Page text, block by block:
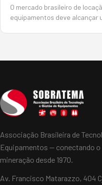
O mercado brasileiro de
equipamentos deve alcançar
Associação Brasileira de
Equipamentos — conectando
mineração desde 1970.
Av. Francisco Matarazzo, 404